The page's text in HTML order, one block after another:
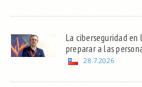
La ciberseguridad
preparar a las
28.7.2026